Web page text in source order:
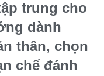
trung cho
dành
thân, chọn
chế đánh